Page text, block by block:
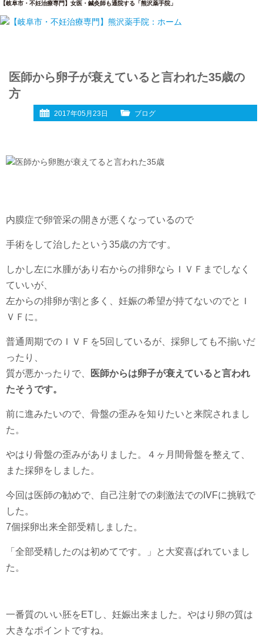
【岐阜市・不妊治療専門】女医・鍼灸師も通院する「熊沢薬手院」
医師から卵子が衰えていると言われた35歳の
方
2017年05月23日 ブログ
内膜症で卵管采の開きが悪くなっているので
手術をして治したという35歳の方です。
しかし左に水腫があり右からの排卵ならＩＶＦまでしなく
ていいが、
左からの排卵が割と多く、妊娠の希望が持てないのでとＩ
ＶＦに。
普通周期でのＩＶＦを5回しているが、採卵しても不揃いだ
ったり、
質が悪かったりで、
医師からは卵子が衰えていると言われ
たそうです。
前に進みたいので、骨盤の歪みを知りたいと来院されまし
た。
やはり骨盤の歪みがありました。４ヶ月間骨盤を整えて、
また採卵をしました。
今回は医師の勧めで、自己注射での刺激法でのIVFに挑戦で
した。
7個採卵出来全部受精しました。
「全部受精したのは初めてです。」と大変喜ばれていまし
た。
一番質のいい胚をETし、妊娠出来ました。やはり卵の質は
大きなポイントですね。